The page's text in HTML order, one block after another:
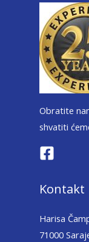
Obratite
shvatiti
Kontakt
Harisa
71000